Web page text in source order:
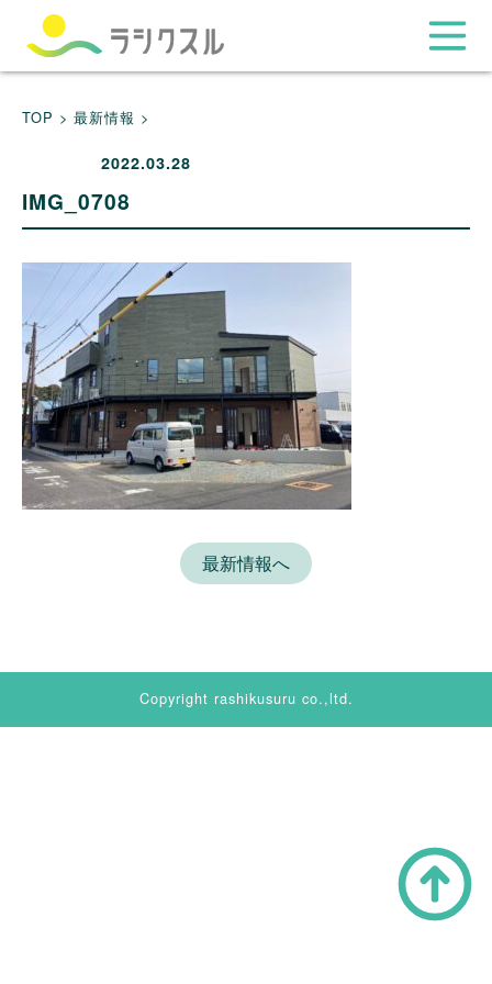
TOP > 最新情報 >
2022.03.28
IMG_0708
最新情報へ
Copyright rashikusuru co.,ltd.